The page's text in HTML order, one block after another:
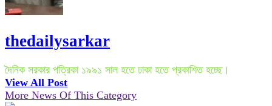
thedailysarkar
দৈনিক সরকার পত্রিকা ১৯৯১ সাল হতে ঢাকা হতে প্রকাশিত হচ্ছে।
View All Post
More News Of This Category